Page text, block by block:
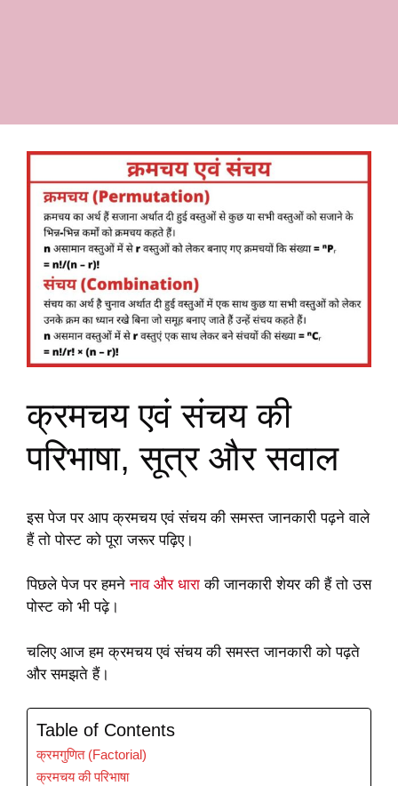
क्रमचय एवं संचय की
परिभाषा, सूत्र और सवाल
इस पेज पर आप क्रमचय एवं संचय की समस्त जानकारी पढ़ने वाले
हैं तो पोस्ट को पूरा जरूर पढ़िए।
पिछले पेज पर हमनेनाव और धाराकी जानकारी शेयर की हैं तो उस
पोस्ट को भी पढ़े।
चलिए आज हम क्रमचय एवं संचय की समस्त जानकारी को पढ़ते
और समझते हैं।
Table of Contents
क्रमगुणित (Factorial)
क्रमचय की परिभाषा